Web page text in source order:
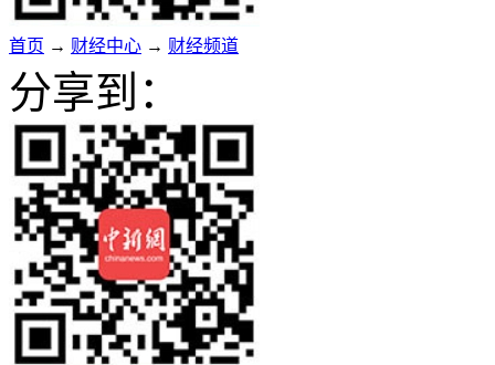
首页 → 财经中心 → 财经频道
分享到：